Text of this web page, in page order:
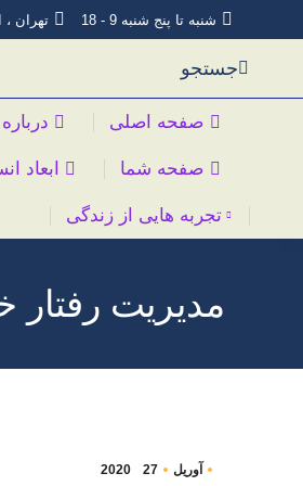
شنبه تا پنج شنبه 9 - 18 تهران
جستجو
صفحه اصلی
صفحه شما ابعاد
تجربه هایی از زندگی
مدیریت رفتار
آوریل 27
2020